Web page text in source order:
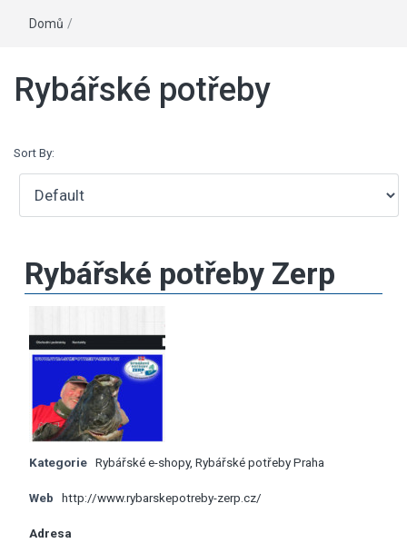
Domů /
Rybářské potřeby
Sort By:
Rybářské potřeby Zerp
Kategorie Rybářské e-shopy, Rybářské potřeby Praha
Web http://www.rybarskepotreby-zerp.cz/
Adresa